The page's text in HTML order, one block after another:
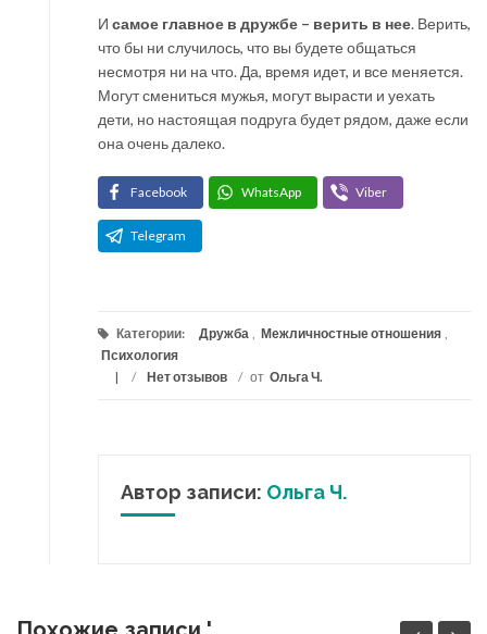
И самое главное в дружбе – верить в нее. Верить,
что бы ни случилось, что вы будете общаться
несмотря ни на что. Да, время идет, и все меняется.
Могут смениться мужья, могут вырасти и уехать
дети, но настоящая подруга будет рядом, даже если
она очень далеко.
Facebook WhatsApp Viber
Telegram
Категории: Дружба , Межличностные отношения ,
Психология
/
Нет отзывов / от Ольга Ч.
Автор записи: Ольга Ч.